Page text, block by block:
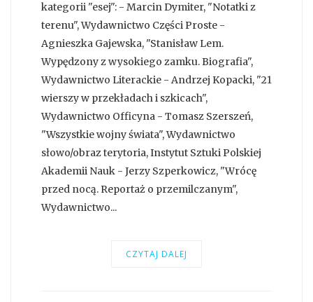
kategorii "esej": - Marcin Dymiter, "Notatki z
terenu", Wydawnictwo Części Proste -
Agnieszka Gajewska, "Stanisław Lem.
Wypędzony z wysokiego zamku. Biografia",
Wydawnictwo Literackie - Andrzej Kopacki, "21
wierszy w przekładach i szkicach",
Wydawnictwo Officyna - Tomasz Szerszeń,
"Wszystkie wojny świata", Wydawnictwo
słowo/obraz terytoria, Instytut Sztuki Polskiej
Akademii Nauk - Jerzy Szperkowicz, "Wrócę
przed nocą. Reportaż o przemilczanym",
Wydawnictwo...
CZYTAJ DALEJ